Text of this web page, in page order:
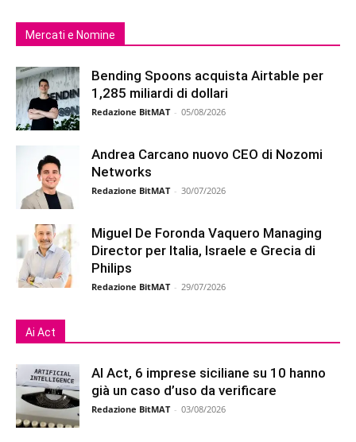
Mercati e Nomine
Bending Spoons acquista Airtable per
1,285 miliardi di dollari
Redazione BitMAT - 05/08/2026
Andrea Carcano nuovo CEO di Nozomi
Networks
Redazione BitMAT - 30/07/2026
Miguel De Foronda Vaquero Managing
Director per Italia, Israele e Grecia di
Philips
Redazione BitMAT - 29/07/2026
Ai Act
AI Act, 6 imprese siciliane su 10 hanno
già un caso d’uso da verificare
Redazione BitMAT - 03/08/2026